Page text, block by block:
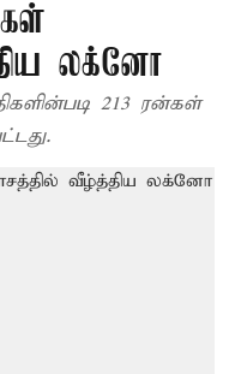
லக்னோ
213 ரன்கள்